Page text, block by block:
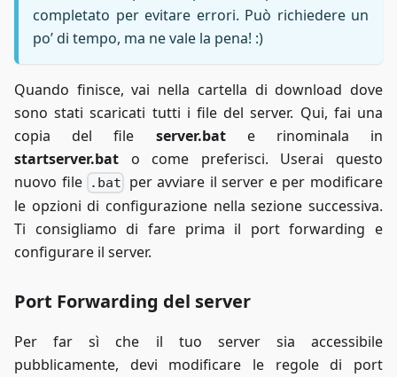
completato per evitare errori. Può richiedere un
po’ di tempo, ma ne vale la pena! :)
Quando finisce, vai nella cartella di download dove
sono stati scaricati tutti i file del server. Qui, fai una
copia del file server.bate rinominala in
startserver.bat o come preferisci. Userai questo
nuovo file
.bat
per avviare il server e per modificare
le opzioni di configurazione nella sezione successiva.
Ti consigliamo di fare prima il port forwarding e
configurare il server.
Port Forwarding del server
Per far sì che il tuo server sia accessibile
pubblicamente, devi modificare le regole di port